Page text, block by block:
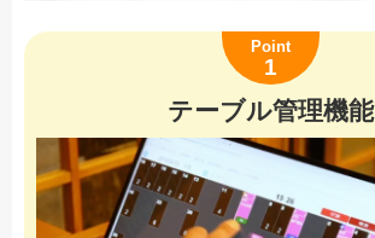
Point
1
テーブル管理機能